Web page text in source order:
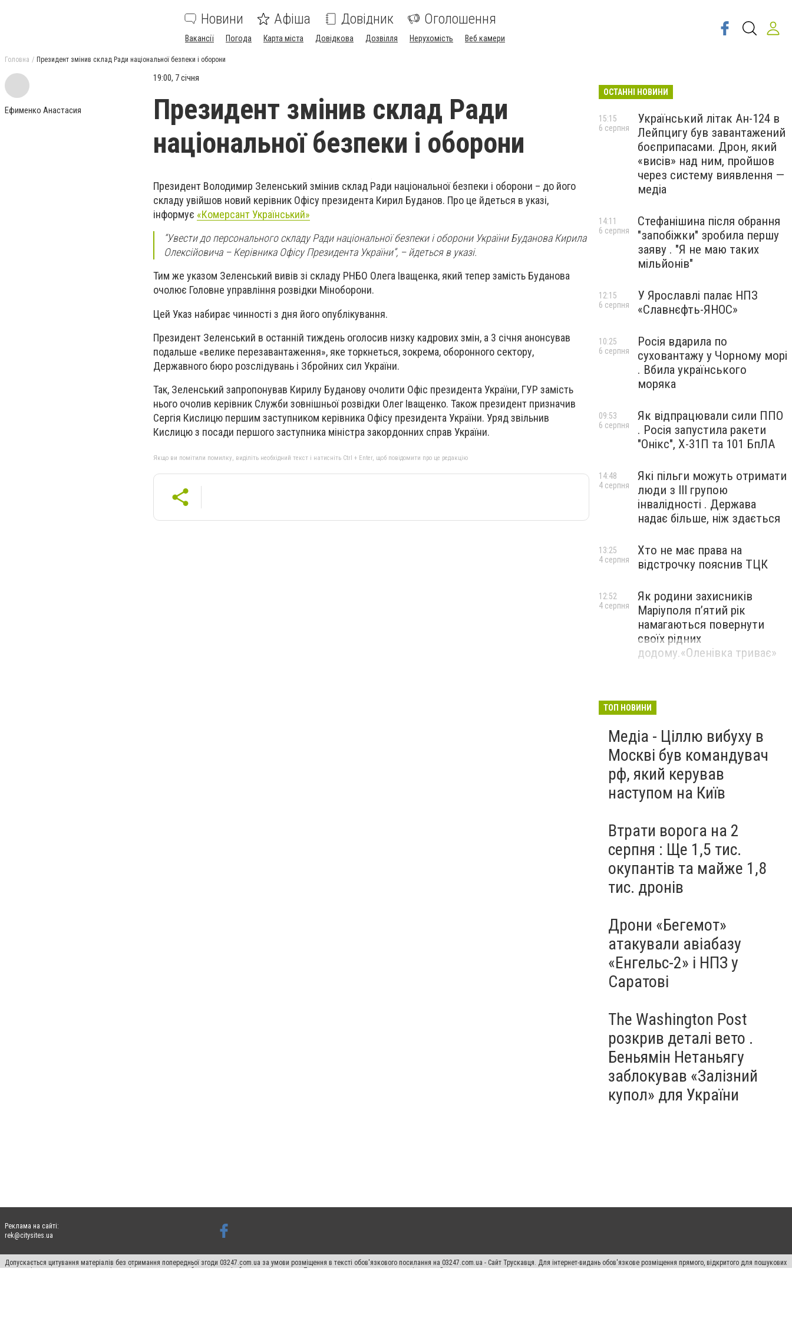
Новини Афіша Довідник Оголошення
Вакансії Погода Карта міста Довідкова Дозвілля Нерухомість Веб камери
Головна Президент змінив склад Ради національної безпеки і оборони
Ефименко Анастасия
19:00, 7 січня
Президент змінив склад Ради
національної безпеки і оборони
Президент Володимир Зеленський змінив склад Ради національної безпеки і оборони – до його
складу увійшов новий керівник Офісу президента Кирил Буданов. Про це йдеться в указі,
інформує «Комерсант Український»
“Увести до персонального складу Ради національної безпеки і оборони України Буданова Кирила
Олексійовича – Керівника Офісу Президента України”, – йдеться в указі.
Тим же указом Зеленський вивів зі складу РНБО Олега Іващенка, який тепер замість Буданова
очолює Головне управління розвідки Міноборони.
Цей Указ набирає чинності з дня його опублікування.
Президент Зеленський в останній тиждень оголосив низку кадрових змін, а 3 січня анонсував
подальше «велике перезавантаження», яке торкнеться, зокрема, оборонного сектору,
Державного бюро розслідувань і Збройних сил України.
Так, Зеленський запропонував Кирилу Буданову очолити Офіс президента України, ГУР замість
нього очолив керівник Служби зовнішньої розвідки Олег Іващенко. Також президент призначив
Сергія Кислицю першим заступником керівника Офісу президента України. Уряд звільнив
Кислицю з посади першого заступника міністра закордонних справ України.
Якщо ви помітили помилку, виділіть необхідний текст і натисніть Ctrl + Enter, щоб повідомити про це редакцію
ОСТАННІ НОВИНИ
Український літак Ан-124 в
Лейпцигу був завантажений
боєприпасами. Дрон, який
«висів» над ним, пройшов
через систему виявлення —
медіа
15:15
6 серпня
Стефанішина після обрання
"запобіжки" зробила першу
заяву . "Я не маю таких
мільйонів"
14:11
6 серпня
У Ярославлі палає НПЗ
«Славнєфть-ЯНОС»
12:15
6 серпня
Росія вдарила по
суховантажу у Чорному морі
. Вбила українського
моряка
10:25
6 серпня
Як відпрацювали сили ППО
. Росія запустила ракети
"Онікс", Х-31П та 101 БпЛА
09:53
6 серпня
Які пільги можуть отримати
люди з III групою
інвалідності . Держава
надає більше, ніж здається
14:48
4 серпня
Хто не має права на
відстрочку пояснив ТЦК
13:25
4 серпня
Як родини захисників
Маріуполя пʼятий рік
намагаються повернути
своїх рідних
додому.«Оленівка триває»
12:52
4 серпня
ТОП НОВИНИ
Медіа - Ціллю вибуху в
Москві був командувач
рф, який керував
наступом на Київ
Втрати ворога на 2
серпня : Ще 1,5 тис.
окупантів та майже 1,8
тис. дронів
Дрони «Бегемот»
атакували авіабазу
«Енгельс-2» і НПЗ у
Саратові
The Washington Post
розкрив деталі вето .
Беньямін Нетаньягу
заблокував «Залізний
купол» для України
Реклама на сайті:
rek@citysites.ua
Допускається цитування матеріалів без отримання попередньої згоди 03247.com.ua за умови розміщення в тексті обов'язкового посилання на 03247.com.ua - Сайт Трускавця. Для інтернет-видань обов'язкове розміщення прямого, відкритого для пошукових
систем гіперпосилання на цитовані статті не нижче другого абзацу в тексті або в якості джерела. Порушення виняткових прав переслідується Законом.